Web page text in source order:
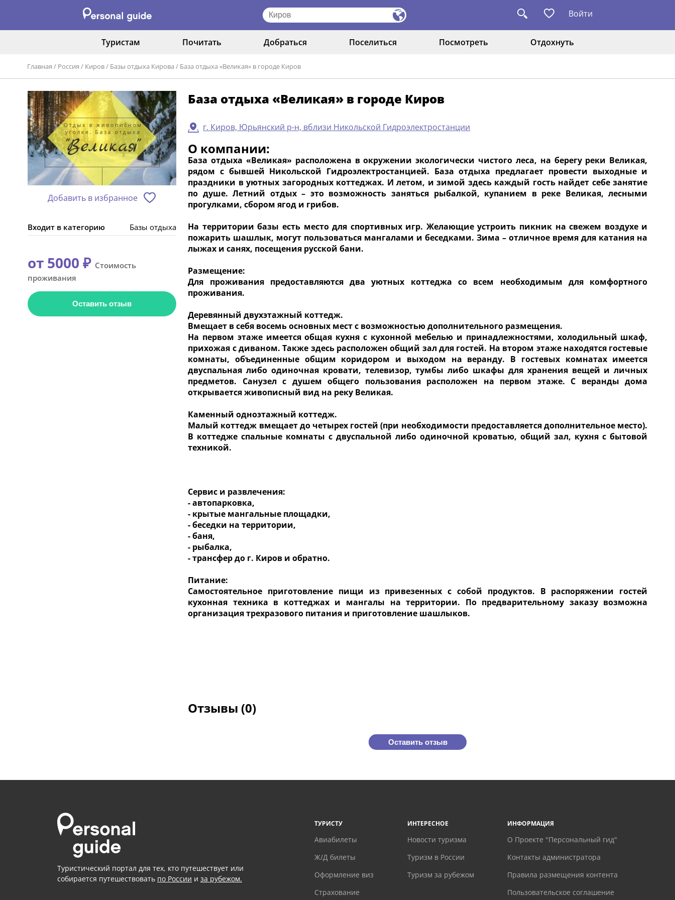
Войти
Туристам Почитать Добраться Поселиться Посмотреть Отдохнуть
Главная / Россия / Киров/ Базы отдыха Кирова / База отдыха «Великая» в городе Киров
Добавить в избранное
Входит в категорию Базы отдыха
от 5000 ₽Стоимость
проживания
Оставить отзыв
База отдыха «Великая» в городе Киров
г. Киров, Юрьянский р-н, вблизи Никольской Гидроэлектростанции
О компании:
База отдыха «Великая» расположена в окружении экологически чистого леса, на берегу реки Великая,
рядом с бывшей Никольской Гидроэлектростанцией. База отдыха предлагает провести выходные и
праздники в уютных загородных коттеджах. И летом, и зимой здесь каждый гость найдет себе занятие
по душе. Летний отдых – это возможность заняться рыбалкой, купанием в реке Великая, лесными
прогулками, сбором ягод и грибов.
На территории базы есть место для спортивных игр. Желающие устроить пикник на свежем воздухе и
пожарить шашлык, могут пользоваться мангалами и беседками. Зима – отличное время для катания на
лыжах и санях, посещения русской бани.
Размещение:
Для проживания предоставляются два уютных коттеджа со всем необходимым для комфортного
проживания.
Деревянный двухэтажный коттедж.
Вмещает в себя восемь основных мест с возможностью дополнительного размещения.
На первом этаже имеется общая кухня с кухонной мебелью и принадлежностями, холодильный шкаф,
прихожая с диваном. Также здесь расположен общий зал для гостей. На втором этаже находятся гостевые
комнаты, объединенные общим коридором и выходом на веранду. В гостевых комнатах имеется
двуспальная либо одиночная кровати, телевизор, тумбы либо шкафы для хранения вещей и личных
предметов. Санузел с душем общего пользования расположен на первом этаже. С веранды дома
открывается живописный вид на реку Великая.
Каменный одноэтажный коттедж.
Малый коттедж вмещает до четырех гостей (при необходимости предоставляется дополнительное место).
В коттедже спальные комнаты с двуспальной либо одиночной кроватью, общий зал, кухня с бытовой
техникой.
Сервис и развлечения:
- автопарковка,
- крытые мангальные площадки,
- беседки на территории,
- баня,
- рыбалка,
- трансфер до г. Киров и обратно.
Питание:
Самостоятельное приготовление пищи из привезенных с собой продуктов. В распоряжении гостей
кухонная техника в коттеджах и мангалы на территории. По предварительному заказу возможна
организация трехразового питания и приготовление шашлыков.
Отзывы (0)
Оставить отзыв
Туристический портал для тех, кто путешествует или
собирается путешествовать по России и за рубежом.
ТУРИСТУ
Авиабилеты
Ж/Д билеты
Оформление виз
Страхование
ИНТЕРЕСНОЕ
Новости туризма
Туризм в России
Туризм за рубежом
ИНФОРМАЦИЯ
О Проекте "Персональный гид"
Контакты администратора
Правила размещения контента
Пользовательское соглашение